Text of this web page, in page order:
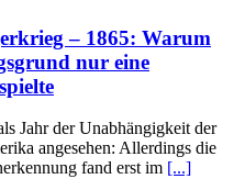
– 1865: Warum
nur eine
Jahr der Unabhängigkeit der
angesehen: Allerdings die
fand erst im [...]